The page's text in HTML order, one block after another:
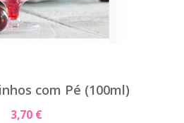
com Pé (100ml)
3,70 €